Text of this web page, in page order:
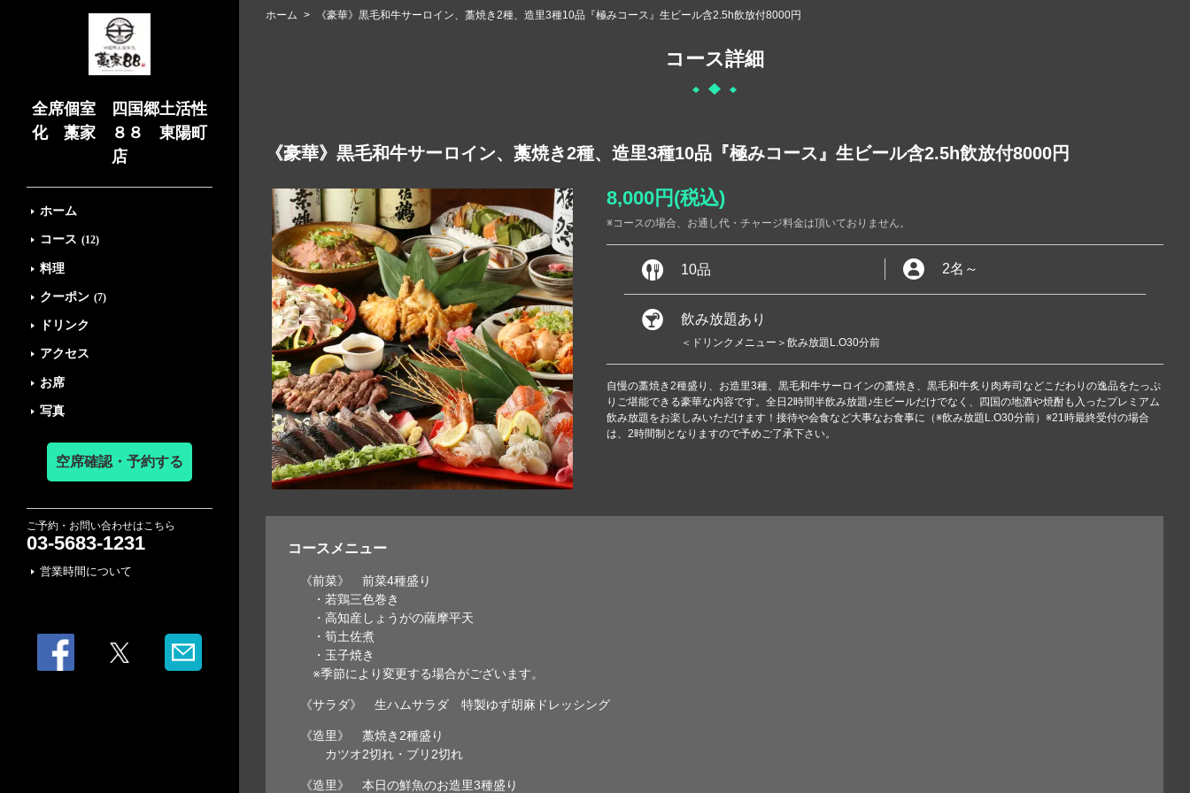
全席個室 四国郷土活性
化 藁家 ８８ 東陽町
店
ホーム
コース (12)
料理
クーポン (7)
ドリンク
アクセス
お席
写真
空席確認・予約する
ご予約・お問い合わせはこちら
03-5683-1231
営業時間について
ホーム 《豪華》黒毛和牛サーロイン、藁焼き2種、造里3種10品『極みコース』生ビール含2.5h飲放付8000円
コース詳細
《豪華》黒毛和牛サーロイン、藁焼き2種、造里3種10品『極みコース』生ビール含2.5h飲放付8000円
8,000円 (税込)
※コースの場合、お通し代・チャージ料金は頂いておりません。
10品 2名 ～
飲み放題あり
＜ドリンクメニュー＞飲み放題L.O30分前
自慢の藁焼き2種盛り、お造里3種、黒毛和牛サーロインの藁焼き、黒毛和牛炙り肉寿司などこだわりの逸品をたっぷ
りご堪能できる豪華な内容です。全日2時間半飲み放題♪生ビールだけでなく、四国の地酒や焼酎も入ったプレミアム
飲み放題をお楽しみいただけます！接待や会食など大事なお食事に（※飲み放題L.O30分前）※21時最終受付の場合
は、2時間制となりますので予めご了承下さい。
コースメニュー
《前菜》 前菜4種盛り
・若鶏三色巻き
・高知産しょうがの薩摩平天
・筍土佐煮
・玉子焼き
※季節により変更する場合がございます。
《サラダ》 生ハムサラダ 特製ゆず胡麻ドレッシング
《造里》 藁焼き2種盛り
カツオ2切れ・ブリ2切れ
《造里》 本日の鮮魚のお造里3種盛り